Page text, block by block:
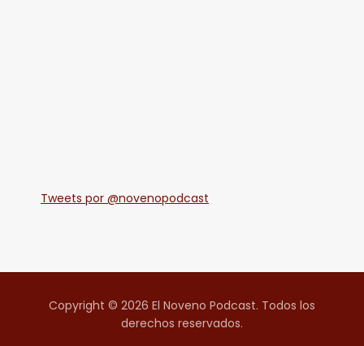
Tweets por @novenopodcast
Copyright © 2026 El Noveno Podcast. Todos los
derechos reservados.